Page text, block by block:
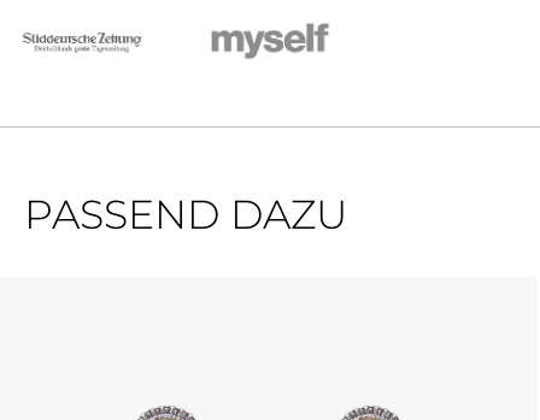
PASSEND DAZU